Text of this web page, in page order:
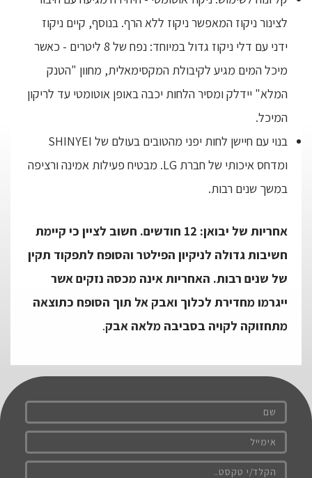
לצינור ניקוז המאפשר ניקוז ללא הרף. בנוסף, קיים ניקוז
ידני עם דלי ניקוז גדול במיוחד: נפח של 8 ליטרים - כאשר
מיכל המים מגיע לקיבולת המקסימאלית, מחוון "הטנק
המלא" יידלק ומסיר הלחות יכבה באופן אוטומטי עד לריקון
המיכל.
בנוי עם חיישן לחות יפני מהטובים בעולם של SHINYEI
ומדחס איכותי של חברת LG. מבטיח פעילות אמינה ורציפה
במשך שנים רבות.
אחריות של יבואן: 12 חודשים. חשוב לציין כי קיימת
חשיבות גדולה לניקיון הפילטר והסופח לתפקוד תקין
של שנים רבות. האחריות אינה מכסה נזקים אשר
ייגרמו מחדירת לכלוך ואבק אל תוך הסופח כתוצאה
מתחזוקה לקויה בסביבה מלאה אבק.